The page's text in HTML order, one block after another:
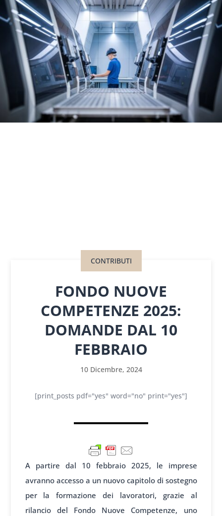
CONTRIBUTI
FONDO NUOVE
COMPETENZE 2025:
DOMANDE DAL 10
FEBBRAIO
10 Dicembre, 2024
[print_posts pdf="yes" word="no" print="yes"]
A partire dal 10 febbraio 2025, le imprese
avranno accesso a un nuovo capitolo di sostegno
per la formazione dei lavoratori, grazie al
rilancio del Fondo Nuove Competenze, uno